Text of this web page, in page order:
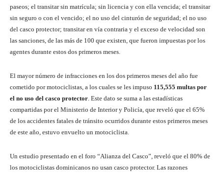
paseos; el transitar sin matrícula; sin licencia y con ella vencida; el transitar
sin seguro o con el vencido; el no uso del cinturón de seguridad; el no uso
del casco protector; transitar en vía contraria y el exceso de velocidad son
las sanciones, de las más de 100 que existen, que fueron impuestas por los
agentes durante estos dos primeros meses.
El mayor número de infracciones en los dos primeros meses del año fue
cometido por motociclistas, a los cuales se les impuso 115,555 multas por
el no uso del casco protector. Este dato se suma a las estadísticas
compartidas por el Ministerio de Interior y Policía, que reveló que el 65%
de los accidentes fatales de tránsito ocurridos durante estos primeros meses
de este año, estuvo envuelto un motociclista.
Un estudio presentado en el foro “Alianza del Casco”, reveló que el 80% de
los motociclistas dominicanos no usan casco protector. Las razones